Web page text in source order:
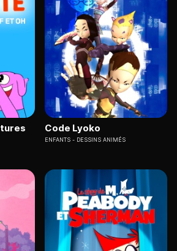
Code Lyoko
ENFANTS DESSINS ANIMÉS